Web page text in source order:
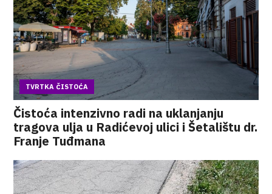
TVRTKA ČISTOĆA
Čistoća intenzivno radi na uklanjanju
tragova ulja u Radićevoj ulici i Šetalištu dr.
Franje Tuđmana